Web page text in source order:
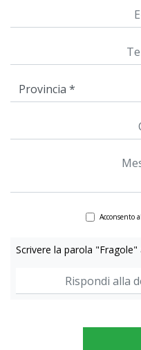
Acconsento
Scrivere la parola "Fragole"